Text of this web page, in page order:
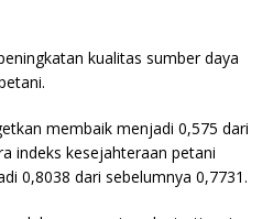
kualitas sumber daya
membaik menjadi 0,575 dari
indeks kesejahteraan petani
0,8038 dari sebelumnya 0,7731.